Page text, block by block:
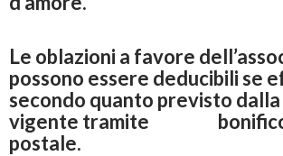
Le oblazioni a favore
possono essere deducibili se
secondo quanto previsto
vigente tramite bonifico
postale.